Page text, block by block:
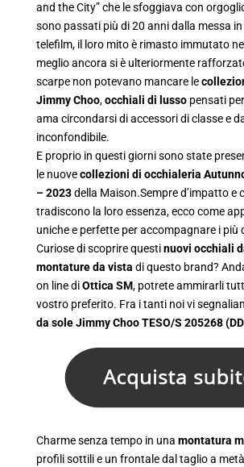
and the City” che le sfoggiava con
sono passati più di 20 anni dalla messa in
telefilm, il loro mito è rimasto immutato
meglio ancora si è ulteriormente
scarpe non potevano mancare le
Jimmy Choo,occhiali di lusso pensati
ama circondarsi di accessori di classe e
inconfondibile.
E proprio in questi giorni sono state
le nuovecollezioni di occhialeria
– 2023della Maison.Sempre d’impatto e
tradiscono la loro essenza, ecco come
uniche e perfette per accompagnare i più
Curiose di scoprire questinuovi occhiali
montature da vista di questo brand?
on line diOttica SM, potrete ammirarli
vostro preferito. Fra i tanti noi vi
da sole Jimmy Choo TESO/S 205268
Charme senza tempo in una montatura
profili sottili e un frontale dal taglio a